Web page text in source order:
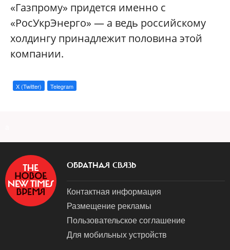
«Газпрому» придется именно с
«РосУкрЭнерго» — а ведь российскому
холдингу принадлежит половина этой
компании.
X (Twitter) Telegram
ОБРАТНАЯ СВЯЗЬ
Контактная информация
Размещение рекламы
Пользовательское соглашение
Для мобильных устройств